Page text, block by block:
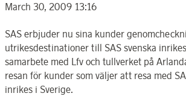
March 30, 2009 13:16
SAS erbjuder nu sina kunder
utrikesdestinationer till SAS svenska
samarbete med Lfv och tullverket på
resan för kunder som väljer att resa med
inrikes i Sverige.